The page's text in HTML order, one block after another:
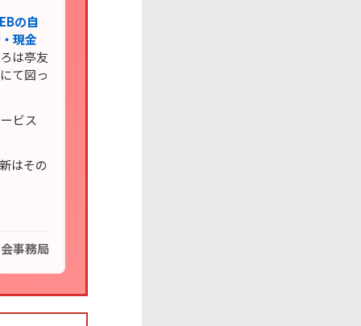
の自
現金
は亭友
て図っ
ビス
はその
事務局